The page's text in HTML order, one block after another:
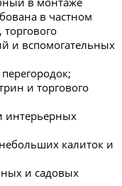
в частном
и вспомогательных
и торгового
интерьерных
калиток и
и садовых